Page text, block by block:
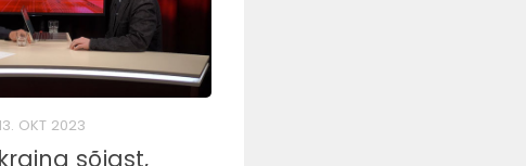
OKT 2023
sõjast,